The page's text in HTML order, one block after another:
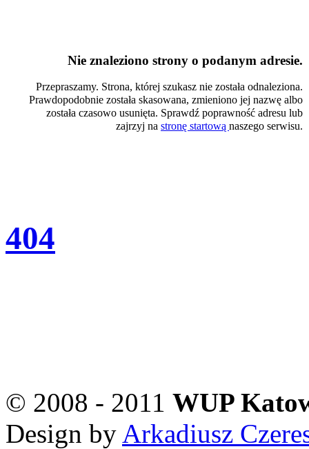
Nie znaleziono strony o podanym adresie.
Przepraszamy. Strona, której szukasz nie została odnaleziona.
Prawdopodobnie została skasowana, zmieniono jej nazwę albo
została czasowo usunięta. Sprawdź poprawność adresu lub
zajrzyj na stronę startową naszego serwisu.
404
© 2008 - 2011 WUP
Design by Arkadiusz